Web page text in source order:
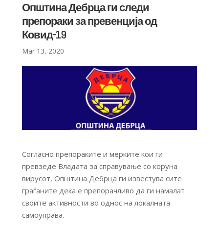
Општина Дебрца ги следи
препораки за превенција од
Ковид-19
Mar 13, 2020
Согласно препораките и мерките кои ги
превзеде Владата за справување со коруна
вирусот, Општина Дебрца ги известува сите
граѓаните дека е препорачливо да ги намалат
своите активности во однос на локалната
самоуправа.